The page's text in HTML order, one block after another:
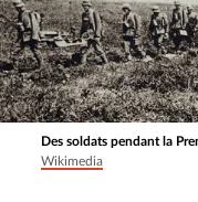
Des soldats pendant la
Wikimedia